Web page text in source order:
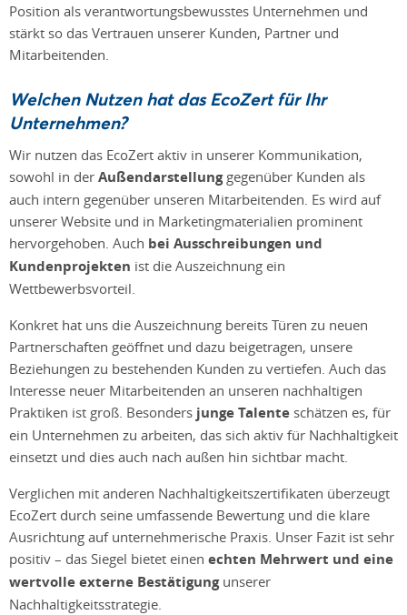
Position als verantwortungsbewusstes Unternehmen und
stärkt so das Vertrauen unserer Kunden, Partner und
Mitarbeitenden.
Welchen Nutzen hat das EcoZert für Ihr
Unternehmen?
Wir nutzen das EcoZert aktiv in unserer Kommunikation,
sowohl in der Außendarstellunggegenüber Kunden als
auch intern gegenüber unseren Mitarbeitenden. Es wird auf
unserer Website und in Marketingmaterialien prominent
hervorgehoben. Auch bei Ausschreibungen und
Kundenprojekten ist die Auszeichnung ein
Wettbewerbsvorteil.
Konkret hat uns die Auszeichnung bereits Türen zu neuen
Partnerschaften geöffnet und dazu beigetragen, unsere
Beziehungen zu bestehenden Kunden zu vertiefen. Auch das
Interesse neuer Mitarbeitenden an unseren nachhaltigen
Praktiken ist groß. Besonders junge Talente schätzen es, für
ein Unternehmen zu arbeiten, das sich aktiv für Nachhaltigkeit
einsetzt und dies auch nach außen hin sichtbar macht.
Verglichen mit anderen Nachhaltigkeitszertifikaten überzeugt
EcoZert durch seine umfassende Bewertung und die klare
Ausrichtung auf unternehmerische Praxis. Unser Fazit ist sehr
positiv – das Siegel bietet einen echten Mehrwert und eine
wertvolle externe Bestätigungunserer
Nachhaltigkeitsstrategie.